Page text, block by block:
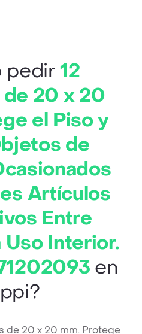
pedir12
20 x 20
el Piso y
de
Artículos
Entre
Uso Interior.
en
de 20 x 20 mm. Protege